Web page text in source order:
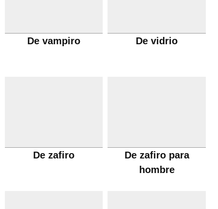
De vampiro De vidrio
De zafiro
De zafiro para
hombre